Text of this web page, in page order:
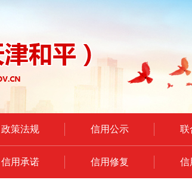
政策法规 信用公示 联
信用承诺 信用修复 信